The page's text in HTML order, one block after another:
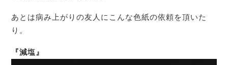
あとは病み上がりの友人にこんな色紙の依頼を頂いた
り。
『減塩』